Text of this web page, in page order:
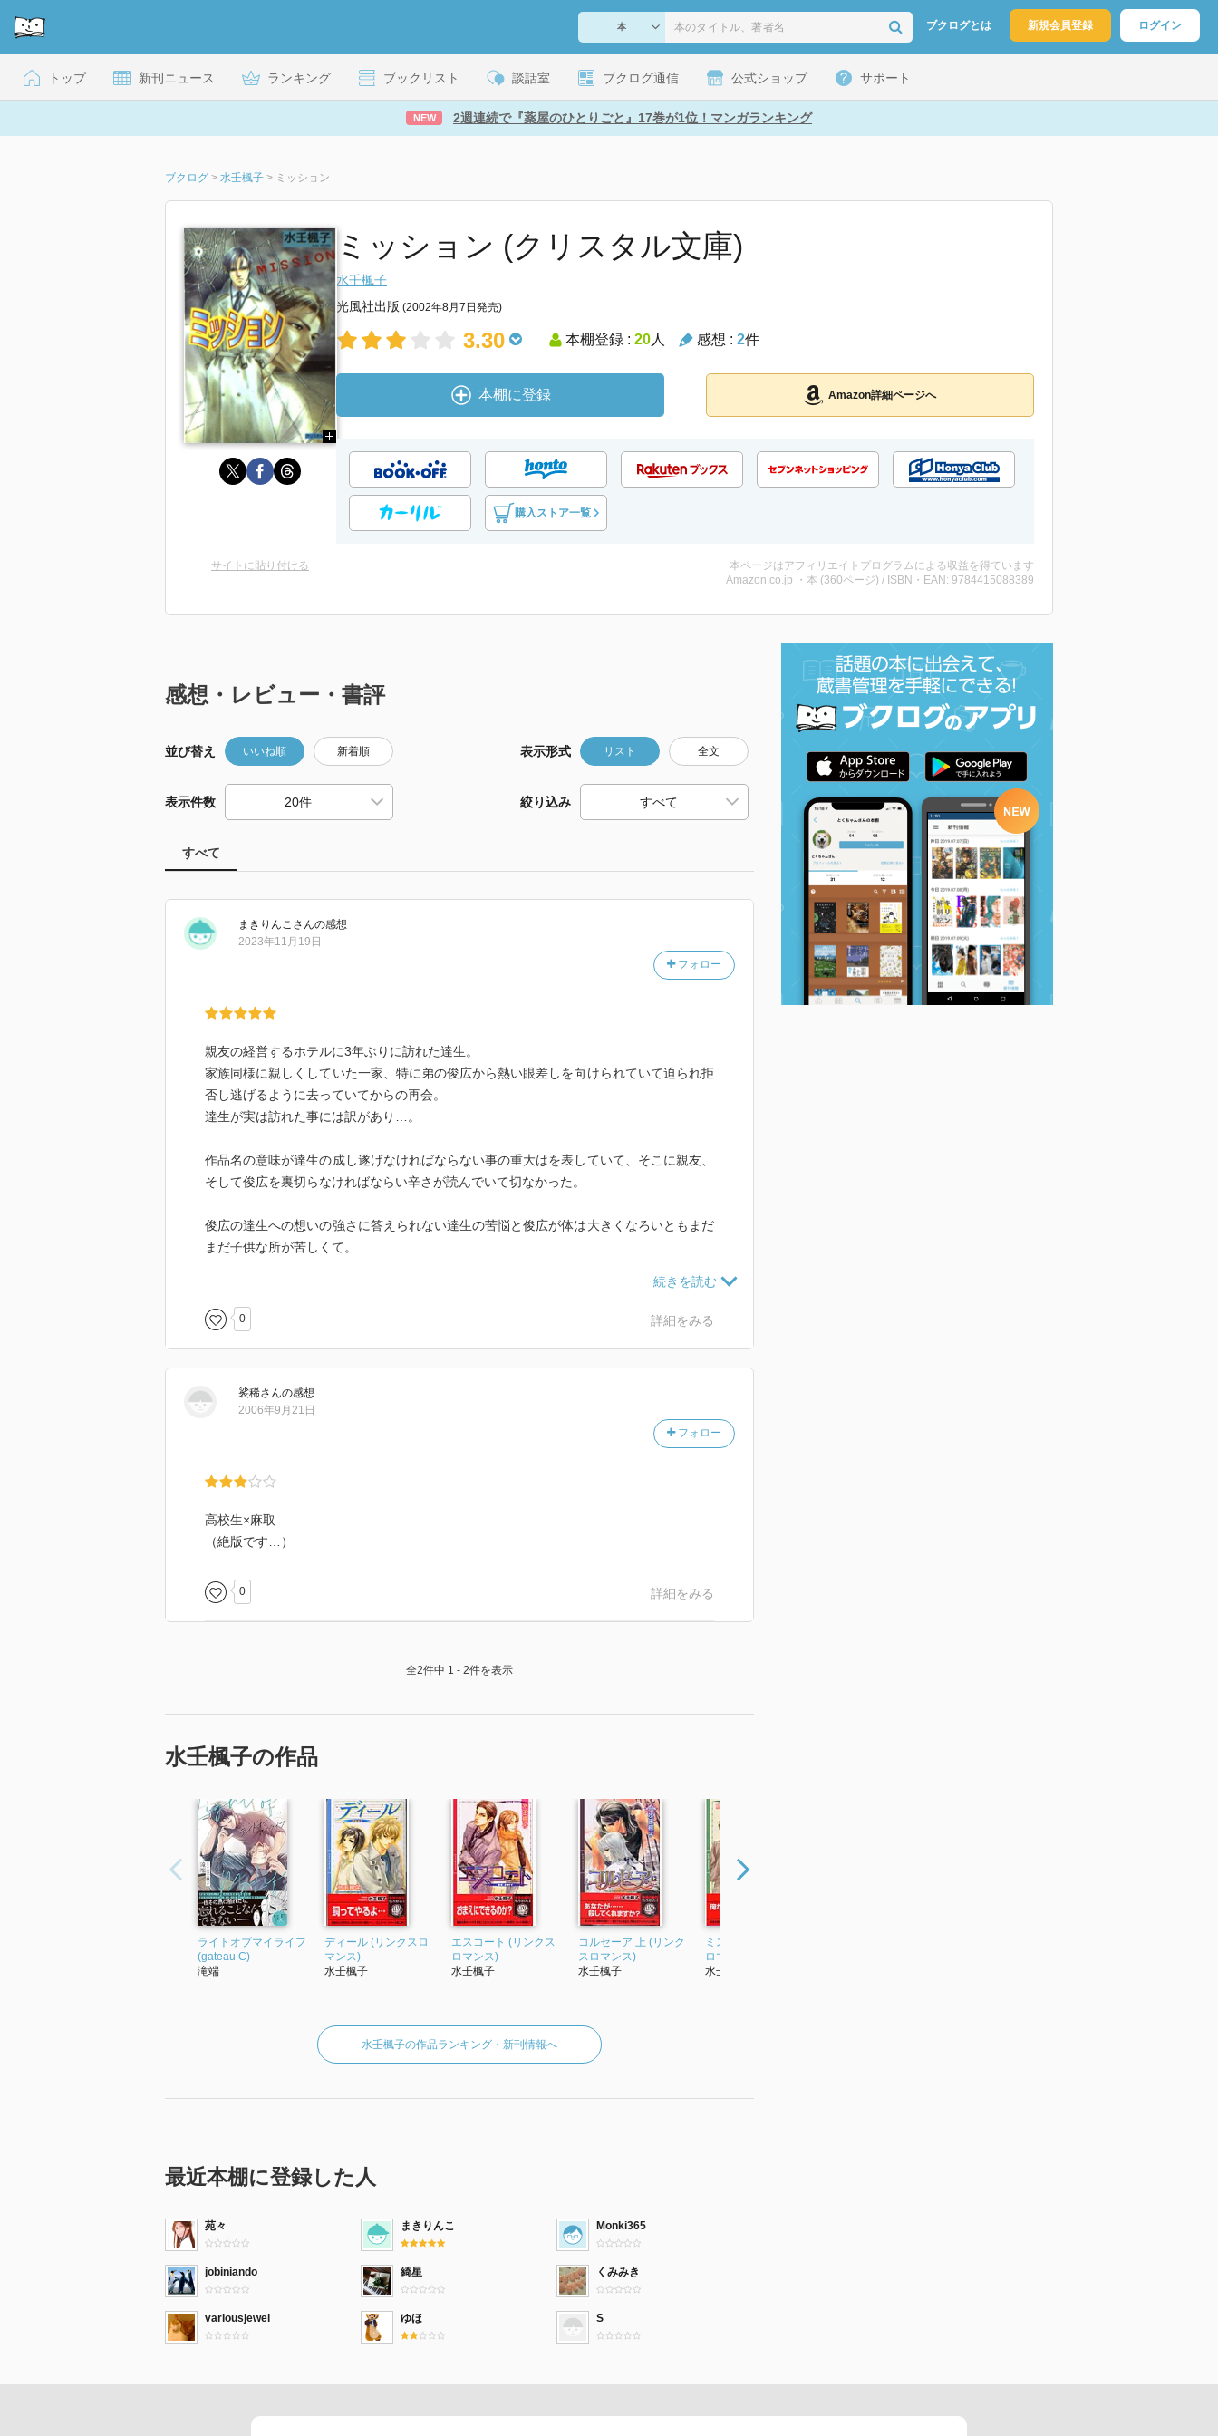
ブクログとは 新規会員登録 ログイン
トップ 新刊ニュース ランキング ブックリスト 談話室 ブクログ通信 公式ショップ サポート
NEW 2週連続で『薬屋のひとりごと』17巻が1位！マンガランキング
ブクログ > 水壬楓子 > ミッション
ミッション (クリスタル文庫)
水壬楓子
光風社出版 (2002年8月7日発売)
3.30 本棚登録 : 20人 感想 : 2件
本棚に登録 Amazon詳細ページへ
購入ストア一覧
サイトに貼り付ける
本ページはアフィリエイトプログラムによる収益を得ています
Amazon.co.jp ・本 (360ページ) / ISBN・EAN: 9784415088389
感想・レビュー・書評
並び替え いいね順 新着順 表示形式 リスト 全文
表示件数 絞り込み
すべて
まきりんこ さんの感想
フォロー
2023年11月19日
親友の経営するホテルに3年ぶりに訪れた達生。
家族同様に親しくしていた一家、特に弟の俊広から熱い眼差しを向けられていて迫られ拒
否し逃げるように去っていてからの再会。
達生が実は訪れた事には訳があり…。
作品名の意味が達生の成し遂げなければならない事の重大はを表していて、そこに親友、
そして俊広を裏切らなければならい辛さが読んでいて切なかった。
俊広の達生への想いの強さに答えられない達生の苦悩と俊広が体は大きくなろいともまだ
まだ子供な所が苦しくて。
辛い事を乗り越えた達生と俊広。
0 詳細をみる
裟稀さんの感想
フォロー
2006年9月21日
高校生×麻取
（絶版です…）
0 詳細をみる
全2件中 1 - 2件を表示
水壬楓子の作品
ライトオブマイライフ
(gateau C)
滝端
ディール (リンクスロ
マンス)
水壬楓子
エスコート (リンクス
ロマンス)
水壬楓子
コルセーア 上 (リンク
スロマンス)
水壬楓子
ミステイク (リンクス
ロマンス)
水壬楓子
水壬楓子の作品ランキング・新刊情報へ
最近本棚に登録した人
苑々 まきりんこ Monki365
jobiniando 綺星 くみみき
variousjewel ゆほ S